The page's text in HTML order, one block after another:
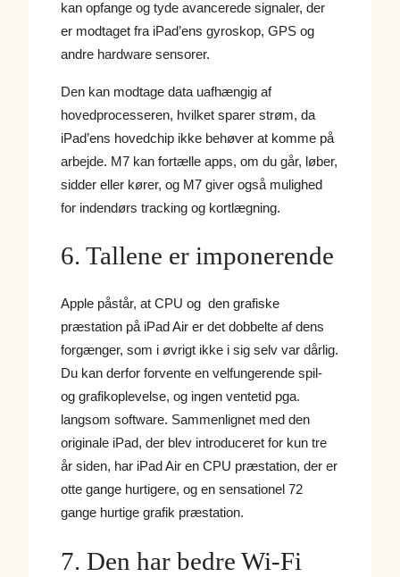
kan opfange og tyde avancerede signaler, der
er modtaget fra iPad’ens gyroskop, GPS og
andre hardware sensorer.
Den kan modtage data uafhængig af
hovedprocesseren, hvilket sparer strøm, da
iPad’ens hovedchip ikke behøver at komme på
arbejde. M7 kan fortælle apps, om du går, løber,
sidder eller kører, og M7 giver også mulighed
for indendørs tracking og kortlægning.
6. Tallene er imponerende
Apple påstår, at CPU og den grafiske
præstation på iPad Air er det dobbelte af dens
forgænger, som i øvrigt ikke i sig selv var dårlig.
Du kan derfor forvente en velfungerende spil-
og grafikoplevelse, og ingen ventetid pga.
langsom software. Sammenlignet med den
originale iPad, der blev introduceret for kun tre
år siden, har iPad Air en CPU præstation, der er
otte gange hurtigere, og en sensationel 72
gange hurtige grafik præstation.
7. Den har bedre Wi-Fi